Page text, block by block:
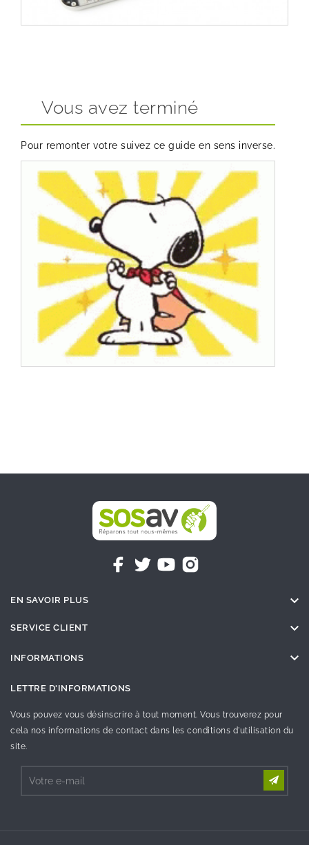
Vous avez terminé
Pour remonter votre suivez ce guide en sens inverse.
EN SAVOIR PLUS 
SERVICE CLIENT 
INFORMATIONS 
LETTRE D'INFORMATIONS
Vous pouvez vous désinscrire à tout moment. Vous trouverez pour
cela nos informations de contact dans les conditions d'utilisation du
site.